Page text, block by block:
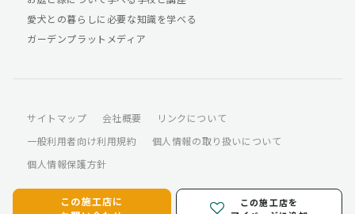
この施工店に
この施工店を
愛犬との暮らしに必要な知識を学べる
ガーデンプラットメディア
サイトマップ 会社概要
リンクについて
一般利用者向け利用規約
個人情報の取り扱いについて
個人情報保護方針